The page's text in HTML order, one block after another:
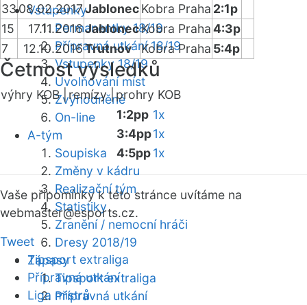
Vstupenky
Permanentky 18/19
Přípravná utkání 18/19
Vstupenky 18/19
Uvolňování míst
Zvýhodněné
On-line
A-tým
Soupiska
Změny v kádru
Realizační tým
Statistiky
Zranění / nemocní hráči
Dresy 2018/19
Zápasy
Tipsport extraliga
Přípravná utkání
3308.02.2017JablonecKobra Praha 2:1p
15
17.11.2016JablonecKobra Praha4:3p
7
12.10.2016Trutnov Kobra Praha 5:4p
Četnost výsledků
výhry KOB | remízy |prohry KOB
1:2pp 1x
3:4pp1x
4:5pp1x
Vaše připomínky k této stránce uvítáme na
webmaster@esports.cz.
Tweet
Tipsport extraliga
Přípravná utkání
Liga mistrů